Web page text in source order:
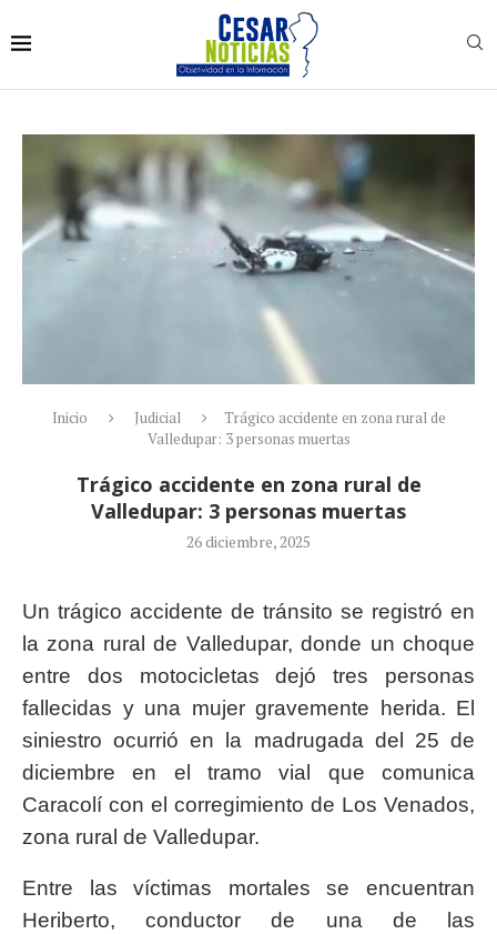
Inicio Judicial
Trágico accidente en zona rural de
Valledupar: 3 personas muertas
Trágico accidente en zona rural de
Valledupar: 3 personas muertas
26 diciembre, 2025
Un trágico accidente de tránsito se registró en
la zona rural de Valledupar, donde un choque
entre dos motocicletas dejó tres personas
fallecidas y una mujer gravemente herida. El
siniestro ocurrió en la madrugada del 25 de
diciembre en el tramo vial que comunica
Caracolí con el corregimiento de Los Venados,
zona rural de Valledupar.
Entre las víctimas mortales se encuentran
Heriberto, conductor de una de las